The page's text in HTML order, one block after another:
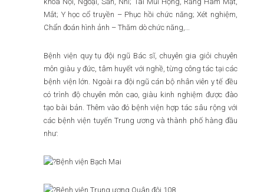
Mắt; Y học cổ truyền – Phục hồi chức năng; Xét nghiệm,
Chẩn đoán hình ảnh – Thăm dò chức năng,…
Bệnh viện quy tụ đội ngũ Bác sĩ, chuyên gia giỏi chuyên
môn giàu y đức, tâm huyết với nghề, từng công tác tại các
bệnh viện lớn. Ngoài ra đội ngũ cán bộ nhân viên y tế đều
có trình độ chuyên môn cao, giàu kinh nghiệm được đào
tạo bài bản. Thêm vào đó bệnh viện hợp tác sâu rộng với
các bệnh viện tuyến Trung ương và thành phố hàng đầu
như:
Bệnh viện Bạch Mai
Bệnh viện Trung ương Quân đội 108